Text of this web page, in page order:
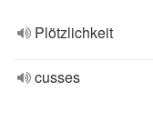
Plötzlichkeit
cusses